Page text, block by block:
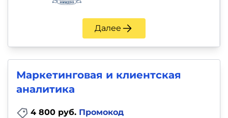
Далее
Маркетинговая и клиентская
аналитика
4 800 руб. Промокод